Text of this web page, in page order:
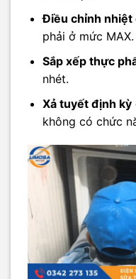
Điều chỉnh nhiệt
phải ở mức MAX.
Sắp xếp thực
nhét.
Xả tuyết định kỳ
không có chức